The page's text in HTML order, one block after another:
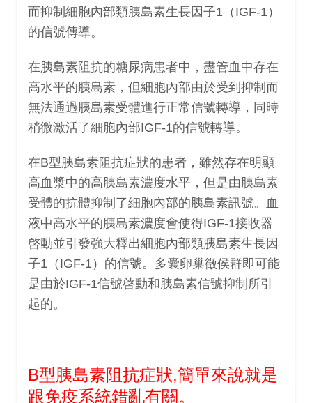
而抑制細胞內部類胰島素生長因子1（IGF-1）
的信號傳導。
在胰島素阻抗的糖尿病患者中，盡管血中存在
高水平的胰島素，但細胞內部由於受到抑制而
無法通過胰島素受體進行正常信號轉導，同時
稍微激活了細胞內部IGF-1的信號轉導。
在B型胰島素阻抗症狀的患者，雖然存在明顯
高血漿中的高胰島素濃度水平，但是由胰島素
受體的抗體抑制了細胞內部的胰島素訊號。血
液中高水平的胰島素濃度會使得IGF-1接收器
啓動並引發強大釋出細胞內部類胰島素生長因
子1（IGF-1）的信號。多囊卵巢徵侯群即可能
是由於IGF-1信號啓動和胰島素信號抑制所引
起的。
B型胰島素阻抗症狀,簡單來說就是
跟免疫系統錯亂有關。